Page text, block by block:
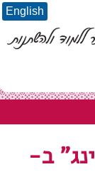
English
ב-